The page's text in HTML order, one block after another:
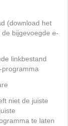
(download het
bijgevoegde e-
linkbestand
niet de juiste
te laten